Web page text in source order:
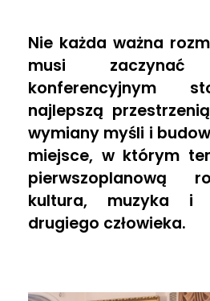
B
i
z
n
e
s
w
Nie każda ważna
musi
konferencyjnym
najlepszą
wymiany myśli i
miejsce, w którym
pierwszoplanową
kultura, muzyka i
drugiego człowieka.